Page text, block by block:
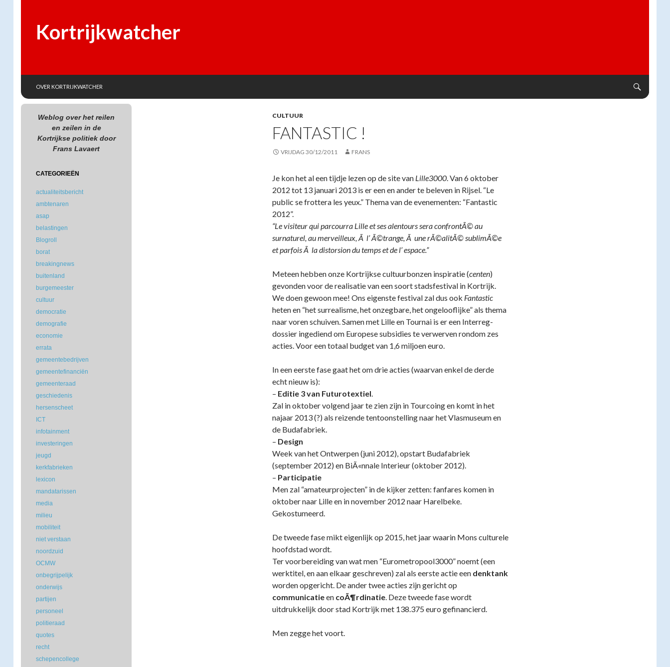
Kortrijkwatcher
OVER KORTRIJKWATCHER
CULTUUR
FANTASTIC !
VRIJDAG 30/12/2011 FRANS
Je kon het al een tijdje lezen op de site van Lille3000. Van 6 oktober
2012 tot 13 januari 2013 is er een en ander te beleven in Rijsel. “Le
public se frottera les yeux.” Thema van de evenementen: “Fantastic
2012”.
“Le visiteur qui parcourra Lille et ses alentours sera confrontÃ© au
surnaturel, au merveilleux, Ã l’ Ã©trange, Ã une rÃ©alitÃ© sublimÃ©e
et parfois Ã la distorsion du temps et de l’ espace.”
Meteen hebben onze Kortrijkse cultuurbonzen inspiratie (centen)
gevonden voor de realisatie van een soort stadsfestival in Kortrijk.
We doen gewoon mee! Ons eigenste festival zal dus ook Fantastic
heten en “het surrealisme, het onzegbare, het ongelooflijke” als thema
naar voren schuiven. Samen met Lille en Tournai is er een Interreg-
dossier ingediend om Europese subsidies te verwerven rondom zes
acties. Voor een totaal budget van 1,6 miljoen euro.
In een eerste fase gaat het om drie acties (waarvan enkel de derde
echt nieuw is):
– Editie 3 van Futurotextiel.
Zal in oktober volgend jaar te zien zijn in Tourcoing en komt in het
najaar 2013 (?) als reizende tentoonstelling naar het Vlasmuseum en
de Budafabriek.
– Design
Week van het Ontwerpen (juni 2012), opstart Budafabriek
(september 2012) en BiÃ«nnale Interieur (oktober 2012).
– Participatie
Men zal “amateurprojecten” in de kijker zetten: fanfares komen in
oktober naar Lille en in november 2012 naar Harelbeke.
Gekostumeerd.
De tweede fase mikt eigenlijk op 2015, het jaar waarin Mons culturele
hoofdstad wordt.
Ter voorbereiding van wat men “Eurometropool3000” noemt (een
werktitel, en aan elkaar geschreven) zal als eerste actie een denktank
worden opgericht. De ander twee acties zijn gericht op
communicatieen coÃ¶rdinatie. Deze tweede fase wordt
uitdrukkelijk door stad Kortrijk met 138.375 euro gefinancierd.
Men zegge het voort.
Weblog over het reilen
en zeilen in de
Kortrijkse politiek door
Frans Lavaert
CATEGORIEËN
actualiteitsbericht
ambtenaren
asap
belastingen
Blogroll
borat
breakingnews
buitenland
burgemeester
cultuur
democratie
demografie
economie
errata
gemeentebedrijven
gemeentefinanciën
gemeenteraad
geschiedenis
hersenscheet
ICT
infotainment
investeringen
jeugd
kerkfabrieken
lexicon
mandatarissen
media
milieu
mobiliteit
niet verstaan
noordzuid
OCMW
onbegrijpelijk
onderwijs
partijen
personeel
politieraad
quotes
recht
schepencollege